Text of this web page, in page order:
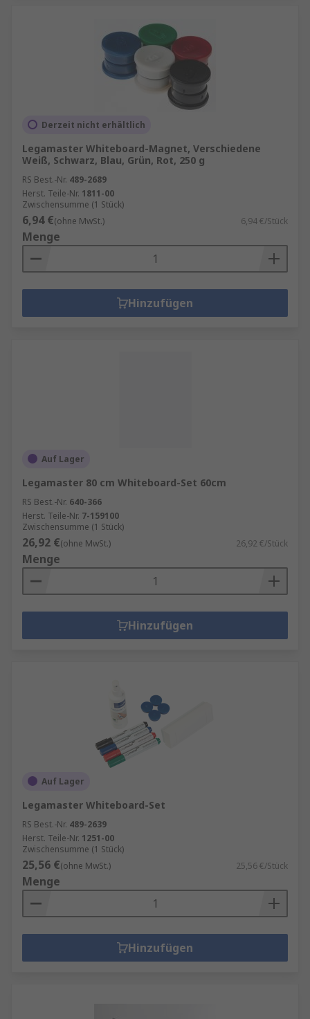
Derzeit nicht erhältlich
Legamaster Whiteboard-Magnet, Verschiedene
Weiß, Schwarz, Blau, Grün, Rot, 250 g
RS Best.-Nr. 489-2689
Herst. Teile-Nr. 1811-00
Zwischensumme (1 Stück)
6,94 €(ohne MwSt.) 6,94 €/Stück
Menge
Hinzufügen
Auf Lager
Legamaster 80 cm Whiteboard-Set 60cm
RS Best.-Nr. 640-366
Herst. Teile-Nr. 7-159100
Zwischensumme (1 Stück)
26,92 €(ohne MwSt.) 26,92 €/Stück
Menge
Hinzufügen
Auf Lager
Legamaster Whiteboard-Set
RS Best.-Nr. 489-2639
Herst. Teile-Nr. 1251-00
Zwischensumme (1 Stück)
25,56 €(ohne MwSt.) 25,56 €/Stück
Menge
Hinzufügen